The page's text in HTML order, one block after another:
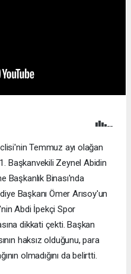
Temmuz ayı olağan
Başkanvekili Zeynel Abidin
Başkanlık Binası'nda
Başkanı Ömer Arısoy'un
Abdi İpekçi Spor
dikkati çekti. Başkan
haksız olduğunu, para
olmadığını da belirtti.